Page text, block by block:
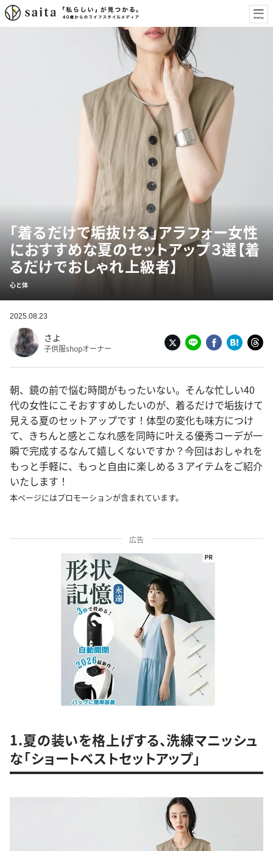
「着るだけで垢抜ける」アラフォー女性
におすすめな夏のセットアップ３選【着
るだけでおしゃれ上級者】
心と体
2025.08.23
さよ
子供服shopオーナー
朝、鏡の前で悩む時間がもったいない。そんな忙しい40
代の女性にこそおすすめしたいのが、着るだけで垢抜けて
見える夏のセットアップです！体型の変化も味方につけ
て、きちんと感とこなれ感を同時に叶える優秀コーデが一
瞬で完成するなんて嬉しくないですか？今回はおしゃれを
もっと手軽に、もっと自由に楽しめる３アイテムをご紹介
いたします！
本ページにはプロモーションが含まれています。
広告
1.夏の装いを格上げする、洗練マニッシュ
な「ショートベストセットアップ」